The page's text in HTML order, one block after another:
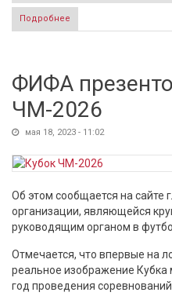
Подробнее
ФИФА
ЧМ-2026
мая 18, 2023 - 11:02
Об этом сообщается на сайте
организации, являющейся
руководящим органом в
Отмечается, что впервые на
реальное изображение Кубка
год проведения